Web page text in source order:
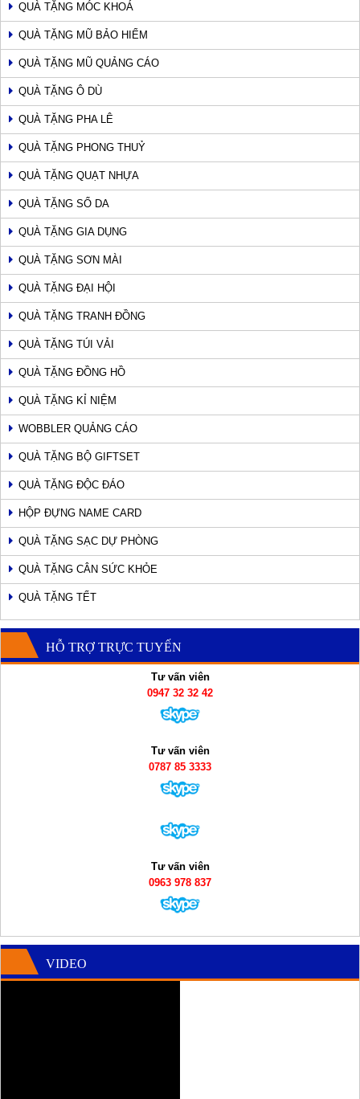
QUÀ TẶNG MÓC KHOÁ
QUÀ TẶNG MŨ BẢO HIỂM
QUÀ TẶNG MŨ QUẢNG CÁO
QUÀ TẶNG Ô DÙ
QUÀ TẶNG PHA LÊ
QUÀ TẶNG PHONG THUỶ
QUÀ TẶNG QUẠT NHỰA
QUÀ TẶNG SỔ DA
QUÀ TẶNG GIA DỤNG
QUÀ TẶNG SƠN MÀI
QUÀ TẶNG ĐẠI HỘI
QUÀ TẶNG TRANH ĐỒNG
QUÀ TẶNG TÚI VẢI
QUÀ TẶNG ĐỒNG HỒ
QUÀ TẶNG KỈ NIỆM
WOBBLER QUẢNG CÁO
QUÀ TẶNG BỘ GIFTSET
QUÀ TẶNG ĐỘC ĐÁO
HỘP ĐỰNG NAME CARD
QUÀ TẶNG SẠC DỰ PHÒNG
QUÀ TẶNG CÂN SỨC KHỎE
QUÀ TẶNG TẾT
HỖ TRỢ TRỰC TUYẾN
Tư vấn viên
0947 32 32 42
Tư vấn viên
0787 85 3333
Tư vấn viên
0963 978 837
VIDEO